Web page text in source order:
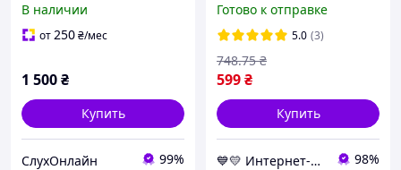
В наличии
от250₴/мес
1 500₴
Купить
СлухОнлайн 99%
доставкой по Киеву и
Украине (ST)
Готово к отправке
5.0 (3)
599₴
748.75 ₴
Купить
💙💛 Интернет-магазин Non-Stop 🎁％🚚 ⤵ 98%